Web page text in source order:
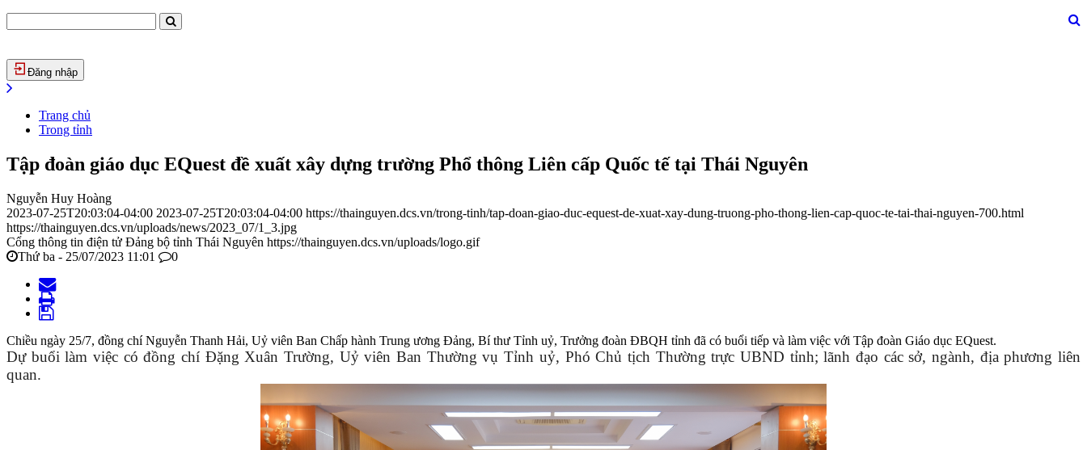
Đăng nhập
Trang chủ
Trong tỉnh
Tập đoàn giáo dục EQuest đề xuất xây dựng trường Phổ thông Liên cấp Quốc tế tại Thái Nguyên
Nguyễn Huy Hoàng
2023-07-25T20:03:04-04:00 2023-07-25T20:03:04-04:00 https://thainguyen.dcs.vn/trong-tinh/tap-doan-giao-duc-equest-de-xuat-xay-dung-truong-pho-thong-lien-cap-quoc-te-tai-thai-nguyen-700.html
https://thainguyen.dcs.vn/uploads/news/2023_07/1_3.jpg
Cổng thông tin điện tử Đảng bộ tỉnh Thái Nguyên https://thainguyen.dcs.vn/uploads/logo.gif
Thứ ba - 25/07/2023 11:01
0
Chiều ngày 25/7, đồng chí Nguyễn Thanh Hải, Uỷ viên Ban Chấp hành Trung ương Đảng, Bí thư Tỉnh uỷ, Trưởng đoàn ĐBQH tỉnh đã có buổi tiếp và làm việc với Tập đoàn Giáo dục EQuest.
Dự buổi làm việc có đồng chí Đặng Xuân Trường, Uỷ viên Ban Thường vụ Tỉnh uỷ, Phó Chủ tịch Thường trực UBND tỉnh; lãnh đạo các sở, ngành, địa phương liên
quan.